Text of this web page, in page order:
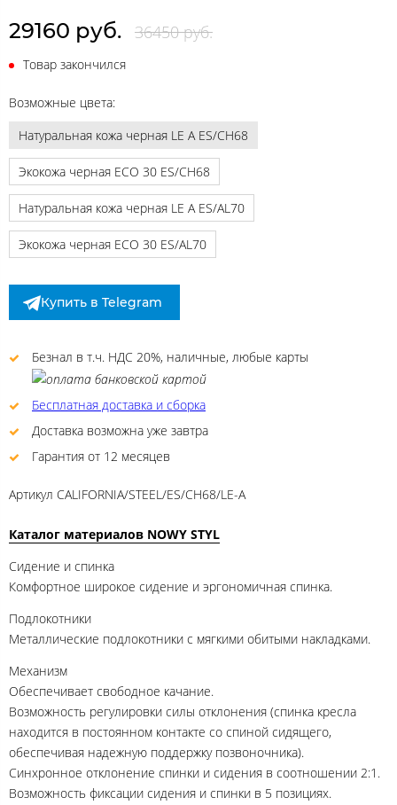
29160 руб. 36450 руб.
Товар закончился
Возможные цвета:
Натуральная кожа черная LE A ES/CH68
Экокожа черная ECO 30 ES/CH68
Натуральная кожа черная LE A ES/AL70
Экокожа черная ECO 30 ES/AL70
Купить в Telegram
Безнал в т.ч. НДС 20%, наличные, любые карты
Бесплатная доставка и сборка
Доставка возможна уже завтра
Гарантия от 12 месяцев
Артикул CALIFORNIA/STEEL/ES/CH68/LE-A
Каталог материалов NOWY STYL
Сидение и спинка
Комфортное широкое сидение и эргономичная спинка.
Подлокотники
Металлические подлокотники с мягкими обитыми накладками.
Механизм
Обеспечивает свободное качание.
Возможность регулировки силы отклонения (спинка кресла
находится в постоянном контакте со спиной сидящего,
обеспечивая надежную поддержку позвоночника).
Синхронное отклонение спинки и сидения в соотношении 2:1.
Возможность фиксации сидения и спинки в 5 позициях.